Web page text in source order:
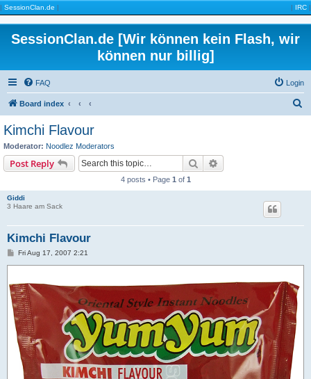
| SessionClan.de | | IRC |
SessionClan.de [Wir können kein Flash, wir
können nur billig]
FAQ Login
Board index
Kimchi Flavour
Moderator: Noodlez Moderators
Post Reply Search
4 posts • Page 1 of 1
Giddi
3 Haare am Sack
Kimchi Flavour
PFri Aug 17, 2007 2:21